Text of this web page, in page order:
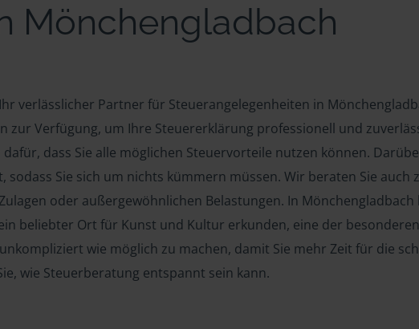
Mönchengladbach
verlässlicher Partner für Steuerangelegenheiten in
Verfügung, um Ihre Steuererklärung professionell und
dass Sie alle möglichen Steuervorteile nutzen können.
Sie sich um nichts kümmern müssen. Wir beraten Sie auch
oder außergewöhnlichen Belastungen. In Mönchengladbach
beliebter Ort für Kunst und Kultur erkunden, eine der
wie möglich zu machen, damit Sie mehr Zeit für die
wie Steuerberatung entspannt sein kann.